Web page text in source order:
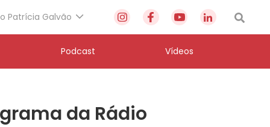
Patrícia Galvão
Podcast Vídeos
da Rádio